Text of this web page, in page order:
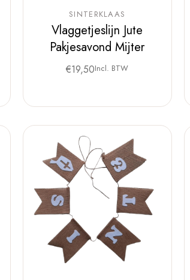
SINTERKLAAS
Vlaggetjeslijn Jute
Pakjesavond Mijter
€19,50Incl. BTW